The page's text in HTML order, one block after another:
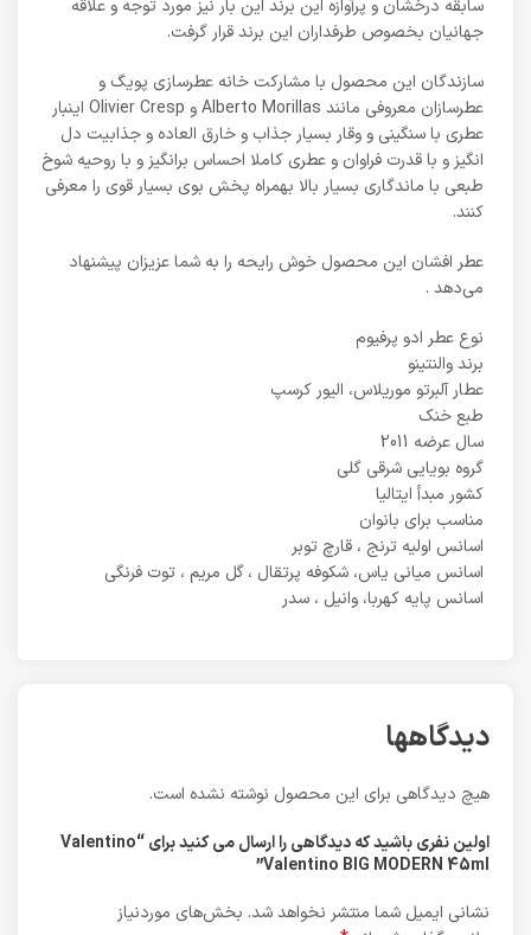
سابقه درخشان و پرآوازه این برند این بار نیز مورد توجه و علاقه
جهانیان بخصوص طرفداران این برند قرار گرفت.
سازندگان این محصول با مشارکت خانه عطرسازی پویگ و
عطرسازان معروفی مانند Alberto Morillas و Olivier Cresp اینبار
عطری با سنگینی و وقار بسیار جذاب و خارق العاده و جذابیت دل
انگیز و با قدرت فراوان و عطری کاملا احساس برانگیز و با روحیه شوخ
طبعی با ماندگاری بسیار بالا بهمراه پخش بوی بسیار قوی را معرفی
کنند.
عطر افشان این محصول خوش رایحه را به شما عزیزان پیشنهاد
می‌دهد .
نوع عطر ادو پرفیوم
برند والنتینو
عطار آلبرتو موریلاس، الیور کرسپ
طبع خنک
سال عرضه 2011
گروه بویایی شرقی گلی
کشور مبدأ ایتالیا
مناسب برای بانوان
اسانس اولیه ترنج ، قارچ توبر
اسانس میانی یاس، شکوفه پرتقال ، گل مریم ، توت فرنگی
اسانس پایه کهربا، وانیل ، سدر
دیدگاهها
هیچ دیدگاهی برای این محصول نوشته نشده است.
اولین نفری باشید که دیدگاهی را ارسال می کنید برای “Valentino
Valentino BIG MODERN 45ml”
نشانی ایمیل شما منتشر نخواهد شد. بخش‌های موردنیاز